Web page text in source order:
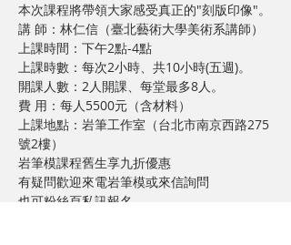
本次課程將帶領大家感受真正的"刻版印像"。
講 師：林仁信（臺北藝術大學美術系講師）
上課時間：下午2點-4點
上課時數：每次2小時、共10小時(五週)。
開課人數：2人開課、每堂最多8人。
費 用：每人5500元（含材料）
上課地點：岩筆工作室（台北市南京西路275
號2樓）
岩筆模課程舊生享九折優惠
有疑問歡迎來電岩筆模或來信詢問
也可粉絲頁私訊報名